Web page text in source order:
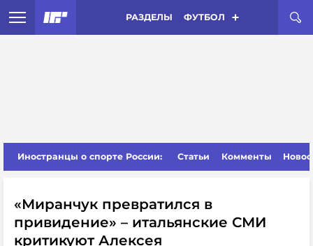
РАЗДЕЛЫ ФУТБОЛ
Иностранцы о спорте России: Статьи Комменты
«Миранчук превратился в
привидение» – итальянские СМИ
критикуют Алексея